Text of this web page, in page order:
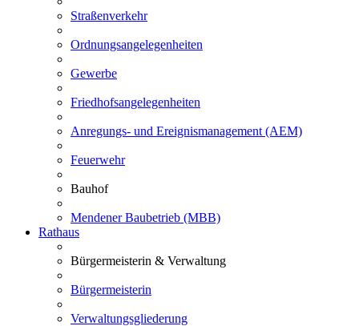
Straßenverkehr
Ordnungsangelegenheiten
Gewerbe
Friedhofsangelegenheiten
Anregungs- und Ereignismanagement (AEM)
Feuerwehr
Bauhof
Mendener Baubetrieb (MBB)
Rathaus
Bürgermeisterin & Verwaltung
Bürgermeisterin
Verwaltungsgliederung